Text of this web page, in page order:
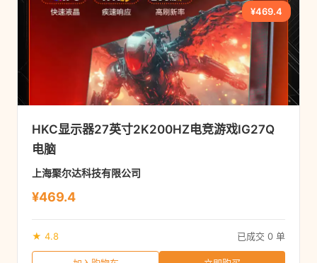
¥469.4
HKC显示器27英寸2K200HZ电竞游戏IG27Q
电脑
上海聚尔达科技有限公司
¥469.4
★ 4.8 已成交 0 单